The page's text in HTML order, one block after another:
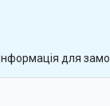
Інформація для